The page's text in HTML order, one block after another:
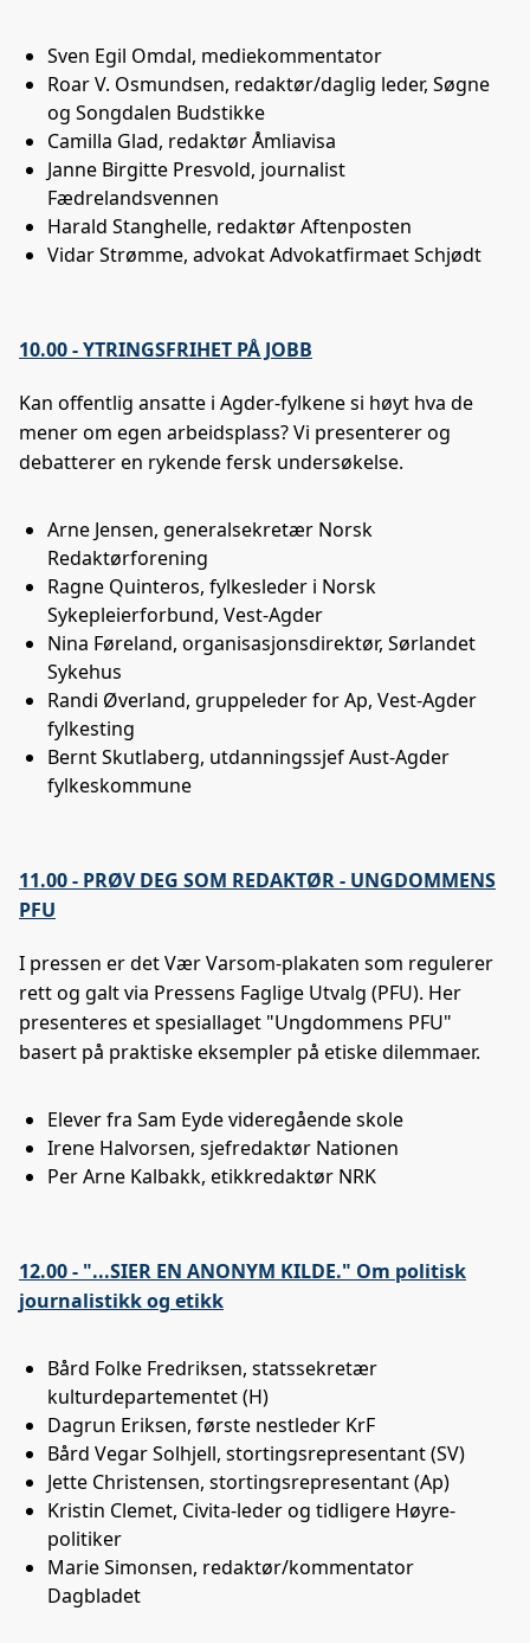
Sven Egil Omdal, mediekommentator
Roar V. Osmundsen, redaktør/daglig leder, Søgne
og Songdalen Budstikke
Camilla Glad, redaktør Åmliavisa
Janne Birgitte Presvold, journalist
Fædrelandsvennen
Harald Stanghelle, redaktør Aftenposten
Vidar Strømme, advokat Advokatfirmaet Schjødt
10.00 - YTRINGSFRIHET PÅ JOBB
Kan offentlig ansatte i Agder-fylkene si høyt hva de
mener om egen arbeidsplass? Vi presenterer og
debatterer en rykende fersk undersøkelse.
Arne Jensen, generalsekretær Norsk
Redaktørforening
Ragne Quinteros, fylkesleder i Norsk
Sykepleierforbund, Vest-Agder
Nina Føreland, organisasjonsdirektør, Sørlandet
Sykehus
Randi Øverland, gruppeleder for Ap, Vest-Agder
fylkesting
Bernt Skutlaberg, utdanningssjef Aust-Agder
fylkeskommune
11.00 - PRØV DEG SOM REDAKTØR - UNGDOMMENS
PFU
I pressen er det Vær Varsom-plakaten som regulerer
rett og galt via Pressens Faglige Utvalg (PFU). Her
presenteres et spesiallaget "Ungdommens PFU"
basert på praktiske eksempler på etiske dilemmaer.
Elever fra Sam Eyde videregående skole
Irene Halvorsen, sjefredaktør Nationen
Per Arne Kalbakk, etikkredaktør NRK
12.00 - "...SIER EN ANONYM KILDE." Om politisk
journalistikk og etikk
Bård Folke Fredriksen, statssekretær
kulturdepartementet (H)
Dagrun Eriksen, første nestleder KrF
Bård Vegar Solhjell, stortingsrepresentant (SV)
Jette Christensen, stortingsrepresentant (Ap)
Kristin Clemet, Civita-leder og tidligere Høyre-
politiker
Marie Simonsen, redaktør/kommentator
Dagbladet